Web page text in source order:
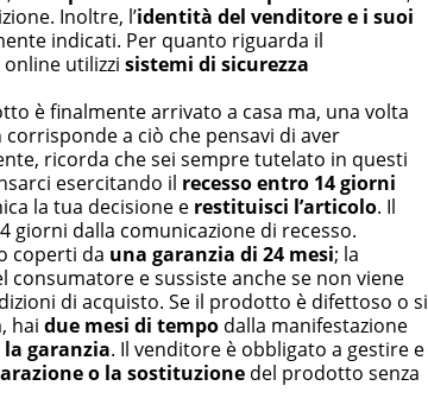
Inoltre, l’identità del venditore e i suoi
indicati. Per quanto riguarda il
online utilizzi sistemi di sicurezza
è finalmente arrivato a casa ma, una volta
a ciò che pensavi di aver
ricorda che sei sempre tutelato in questi
esercitando il recesso entro 14 giorni
la tua decisione e restituisci l’articolo. Il
giorni dalla comunicazione di recesso.
coperti da una garanzia di 24 mesi; la
e sussiste anche se non viene
di acquisto. Se il prodotto è difettoso o si
hai due mesi di tempo dalla manifestazione
garanzia. Il venditore è obbligato a gestire e
o la sostituzione del prodotto senza